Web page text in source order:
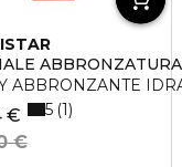
ABBRONZANTE
€
€
5 1